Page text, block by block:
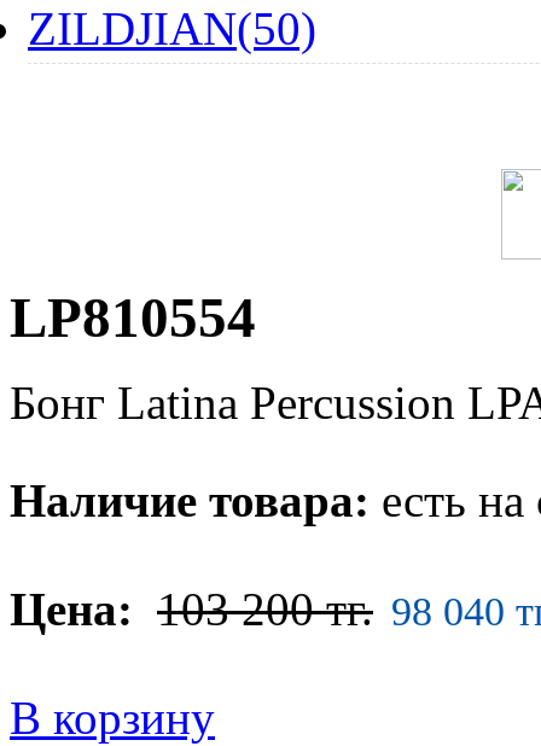
ZILDJIAN(50)
LP810554
Бонг Latina Percussion
Наличие товара: есть на
Цена: 103 200 тг. 98 040
В корзину